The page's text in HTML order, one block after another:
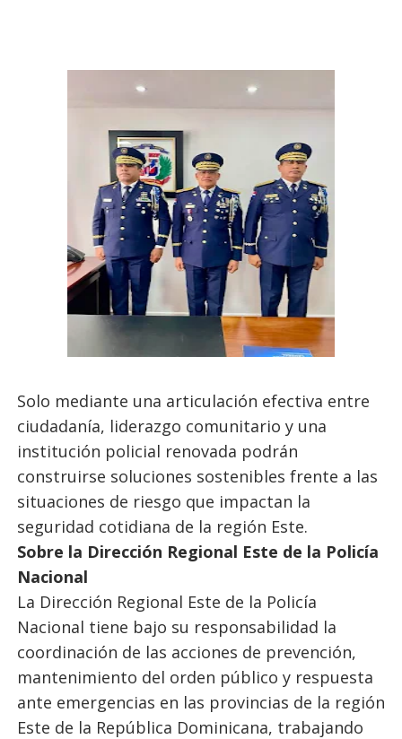
Solo mediante una articulación efectiva entre
ciudadanía, liderazgo comunitario y una
institución policial renovada podrán
construirse soluciones sostenibles frente a las
situaciones de riesgo que impactan la
seguridad cotidiana de la región Este.
Sobre la Dirección Regional Este de la Policía
Nacional
La Dirección Regional Este de la Policía
Nacional tiene bajo su responsabilidad la
coordinación de las acciones de prevención,
mantenimiento del orden público y respuesta
ante emergencias en las provincias de la región
Este de la República Dominicana, trabajando